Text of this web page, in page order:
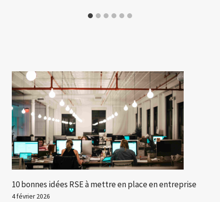
10 bonnes idées RSE à mettre en place en entreprise
4 février 2026